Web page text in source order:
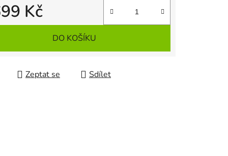
Kč
DO KOŠÍKU
Zeptat se Sdílet